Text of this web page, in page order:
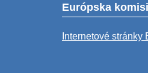
Európska
Internetové